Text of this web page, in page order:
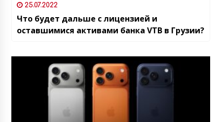
25.07.2022
Что будет дальше с лицензией и
оставшимися активами банка VTB в Грузии?